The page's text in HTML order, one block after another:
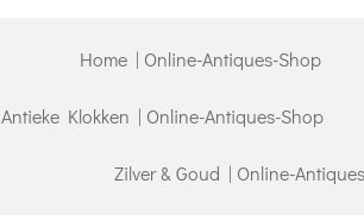
Home | Online-Antiques-Shop
Antieke Klokken | Online-Antiques-Shop
Zilver & Goud | Online-